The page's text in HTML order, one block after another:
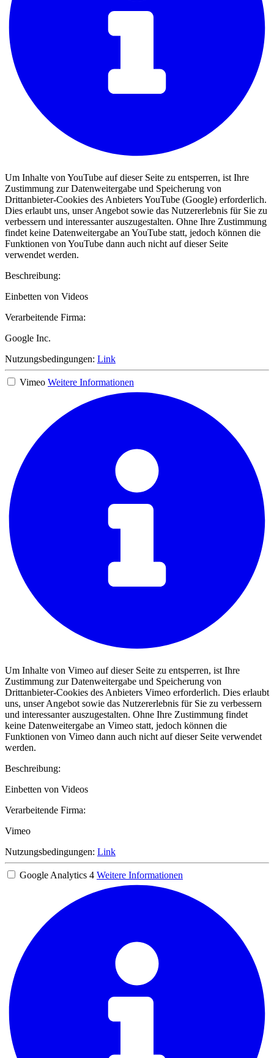
Um Inhalte von YouTube auf dieser Seite zu entsperren, ist Ihre
Zustimmung zur Datenweitergabe und Speicherung von
Drittanbieter-Cookies des Anbieters YouTube (Google) erforderlich.
Dies erlaubt uns, unser Angebot sowie das Nutzererlebnis für Sie zu
verbessern und interessanter auszugestalten. Ohne Ihre Zustimmung
findet keine Datenweitergabe an YouTube statt, jedoch können die
Funktionen von YouTube dann auch nicht auf dieser Seite
verwendet werden.
Beschreibung:
Einbetten von Videos
Verarbeitende Firma:
Google Inc.
Nutzungsbedingungen: Link
Vimeo Weitere Informationen
Um Inhalte von Vimeo auf dieser Seite zu entsperren, ist Ihre
Zustimmung zur Datenweitergabe und Speicherung von
Drittanbieter-Cookies des Anbieters Vimeo erforderlich. Dies erlaubt
uns, unser Angebot sowie das Nutzererlebnis für Sie zu verbessern
und interessanter auszugestalten. Ohne Ihre Zustimmung findet
keine Datenweitergabe an Vimeo statt, jedoch können die
Funktionen von Vimeo dann auch nicht auf dieser Seite verwendet
werden.
Beschreibung:
Einbetten von Videos
Verarbeitende Firma:
Vimeo
Nutzungsbedingungen: Link
Google Analytics 4 Weitere Informationen